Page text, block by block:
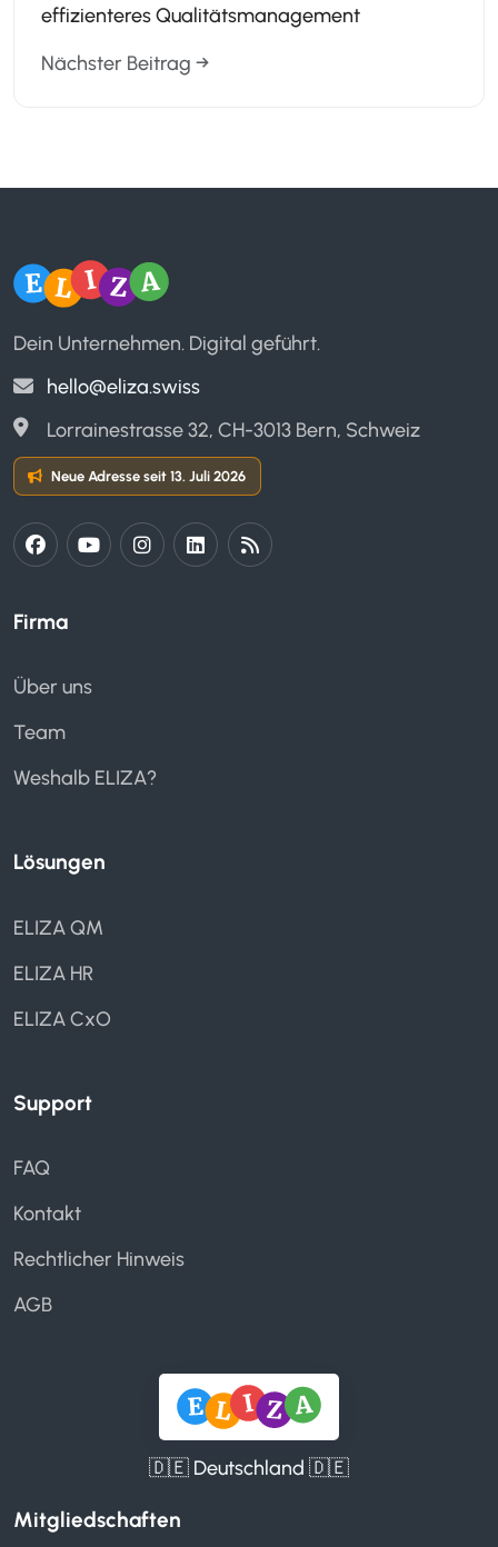
effizienteres Qualitätsmanagement
Nächster Beitrag →
Firma
Über uns
Team
Weshalb ELIZA?
Lösungen
ELIZA QM
ELIZA HR
ELIZA CxO
Support
FAQ
Kontakt
Rechtlicher Hinweis
AGB
Dein Unternehmen. Digital geführt.
hello@eliza.swiss
Lorrainestrasse 32, CH-3013 Bern, Schweiz
Neue Adresse seit 13. Juli 2026
🇩🇪 Deutschland 🇩🇪
Mitgliedschaften